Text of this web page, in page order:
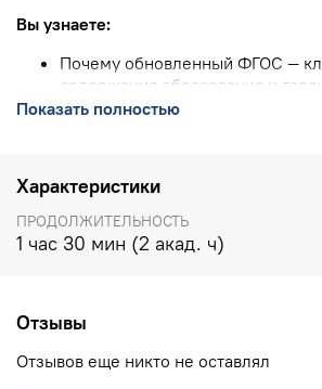
Вы узнаете:
Почему обновленный ФГОС —
содержания образования и
ресурсов и возможностей.
Нормативно-правовые
изменений в ФГОС ООО.
Какие изменения необходимо
и рабочие программы учителей.
ФГОС.
Вы познакомитесь:
Показать полностью
Характеристики
ПРОДОЛЖИТЕЛЬНОСТЬ
1 час 30 мин (2 акад. ч)
Отзывы
Отзывов еще никто не оставлял